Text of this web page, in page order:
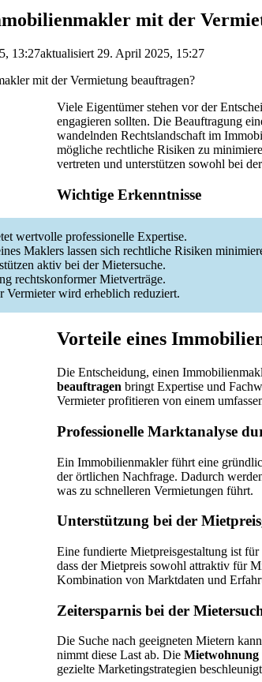
mit der
13:27aktualisiert 29. April 2025, 15:27
Viele Eigentümer stehen vor der
engagieren sollten. Die Beauftragung
wandelnden Rechtslandschaft im
mögliche rechtliche Risiken zu
vertreten und unterstützen sowohl bei
Wichtige Erkenntnisse
wertvolle professionelle Expertise.
Maklers lassen sich rechtliche Risiken
aktiv bei der Mietersuche.
rechtskonformer Mietverträge.
Vermieter wird erheblich reduziert.
Vorteile eines
Die Entscheidung, einen
beauftragen bringt Expertise und
Vermieter profitieren von einem
Professionelle Marktanalyse
Ein Immobilienmakler führt eine
der örtlichen Nachfrage. Dadurch
was zu schnelleren Vermietungen führt.
Unterstützung bei der
Eine fundierte Mietpreisgestaltung ist
dass der Mietpreis sowohl attraktiv für
Kombination von Marktdaten und
Zeitersparnis bei der
Die Suche nach geeigneten Mietern
nimmt diese Last ab. Die Mietwohnung
gezielte Marketingstrategien